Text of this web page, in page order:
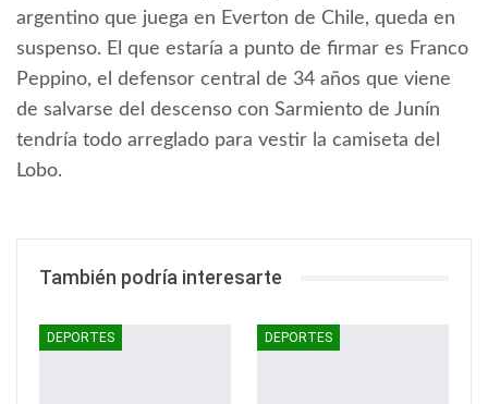
argentino que juega en Everton de Chile, queda en
suspenso. El que estaría a punto de firmar es Franco
Peppino, el defensor central de 34 años que viene
de salvarse del descenso con Sarmiento de Junín
tendría todo arreglado para vestir la camiseta del
Lobo.
También podría interesarte
DEPORTES DEPORTES